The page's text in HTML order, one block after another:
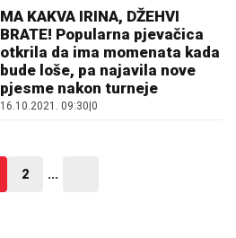
MA KAKVA IRINA, DŽEHVI
BRATE! Popularna pjevačica
otkrila da ima momenata kada
bude loše, pa najavila nove
pjesme nakon turneje
16.10.2021. 09:30 0
2 ...